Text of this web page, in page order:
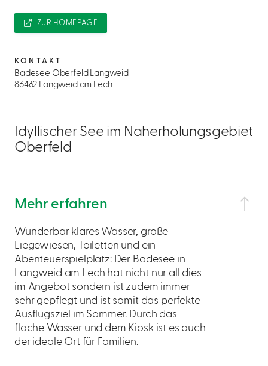
Idyllischer See im Naherholungsgebiet
Oberfeld
Mehr erfahren
Wunderbar klares Wasser, große
Liegewiesen, Toiletten und ein
Abenteuerspielplatz: Der Badesee in
Langweid am Lech hat nicht nur all dies
im Angebot sondern ist zudem immer
sehr gepflegt und ist somit das perfekte
Ausflugsziel im Sommer. Durch das
flache Wasser und dem Kiosk ist es auch
der ideale Ort für Familien.
ZUR HOMEPAGE
KONTAKT
Badesee Oberfeld Langweid
86462 Langweid am Lech